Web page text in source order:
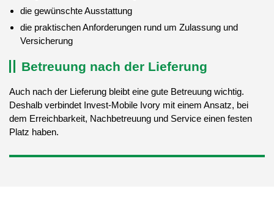
die gewünschte Ausstattung
die praktischen Anforderungen rund um Zulassung und
Versicherung
Betreuung nach der Lieferung
Auch nach der Lieferung bleibt eine gute Betreuung wichtig.
Deshalb verbindet Invest-Mobile Ivory mit einem Ansatz, bei
dem Erreichbarkeit, Nachbetreuung und Service einen festen
Platz haben.